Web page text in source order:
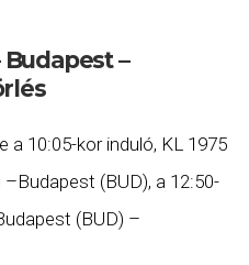
–
a 10:05-kor induló, KL 1975
(BUD), a 12:50-
(BUD) –